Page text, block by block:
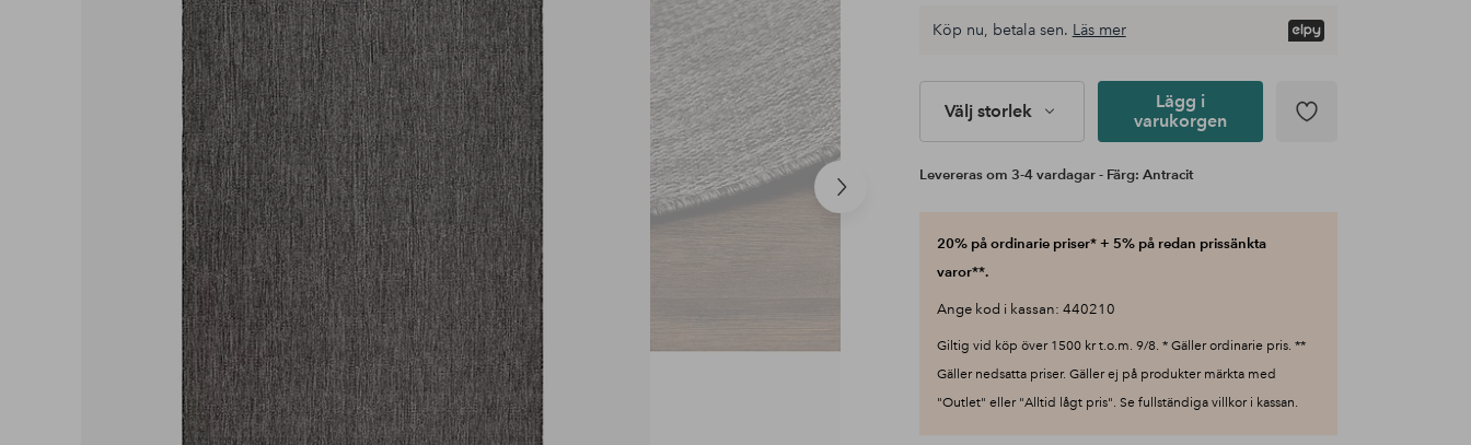
Nästa
produkt
Köp nu, betala sen. Läs mer
Välj storlek
Lägg i
varukorgen
Levereras om 3-4 vardagar - Färg: Antracit
20% på ordinarie priser* + 5% på redan prissänkta
varor**.
Ange kod i kassan: 440210
Giltig vid köp över 1500 kr t.o.m. 9/8. * Gäller ordinarie pris. **
Gäller nedsatta priser. Gäller ej på produkter märkta med
"Outlet" eller "Alltid lågt pris". Se fullständiga villkor i kassan.